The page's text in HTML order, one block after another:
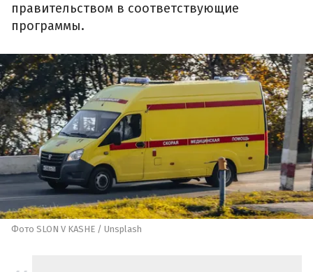
правительством в соответствующие
программы.
Фото SLON V KASHE / Unsplash